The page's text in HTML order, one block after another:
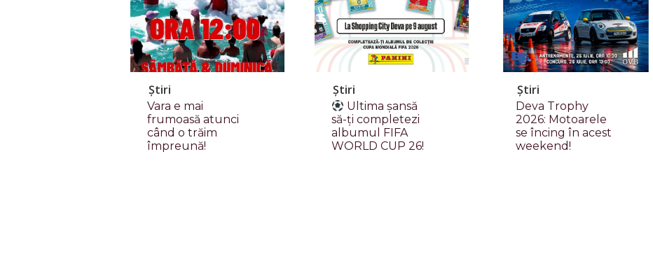
Știri
Vara e mai
frumoasă atunci
când o trăim
împreună!
Știri
Ultima șansă
să-ți completezi
albumul FIFA
WORLD CUP 26!
Știri
Deva Trophy
2026: Motoarele
se încing în acest
weekend!